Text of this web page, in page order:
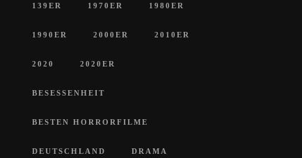
139ER 1970ER 1980ER
1990ER 2000ER 2010ER
2020 2020ER
BESESSENHEIT
BESTEN HORRORFILME
DEUTSCHLAND DRAMA